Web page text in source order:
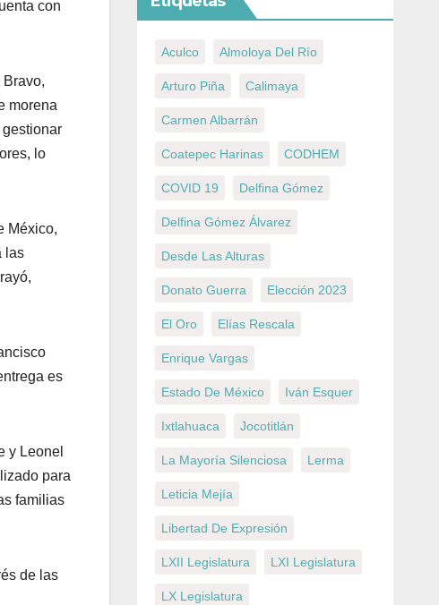
con
morena
lo
México,
las
es
y Leonel
para
familias
de las
Aculco Almoloya Del Río
Arturo Piña Calimaya
Carmen Albarrán
Coatepec Harinas CODHEM
COVID 19 Delfina Gómez
Delfina Gómez Álvarez
Desde Las Alturas
Donato Guerra Elección 2023
El Oro Elías Rescala
Enrique Vargas
Estado De México Iván Esquer
Ixtlahuaca Jocotitlán
La Mayoría Silenciosa Lerma
Leticia Mejía
Libertad De Expresión
LXII Legislatura LXI Legislatura
LX Legislatura